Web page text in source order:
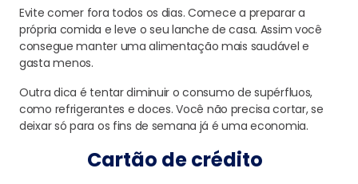
Evite comer fora todos os dias. Comece a preparar a
própria comida e leve o seu lanche de casa. Assim você
consegue manter uma alimentaçãomais saudável e
gasta menos.
Outra dica é tentar diminuir o consumo de supérfluos,
como refrigerantes e doces. Você não precisacortar, se
deixar só para os fins de semana já é uma economia.
Cartão de crédito